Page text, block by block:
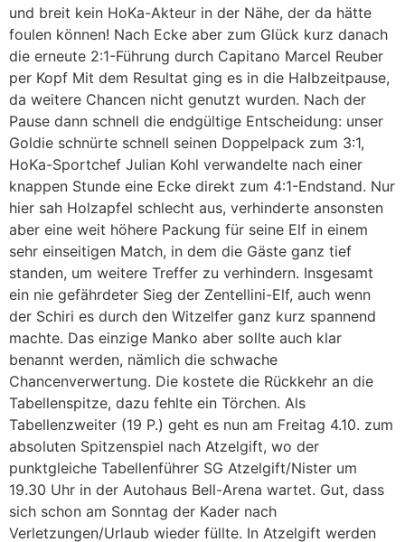
und breit kein HoKa-Akteur in der Nähe, der da hätte
foulen können! Nach Ecke aber zum Glück kurz danach
die erneute 2:1-Führung durch Capitano Marcel Reuber
per Kopf Mit dem Resultat ging es in die Halbzeitpause,
da weitere Chancen nicht genutzt wurden. Nach der
Pause dann schnell die endgültige Entscheidung: unser
Goldie schnürte schnell seinen Doppelpack zum 3:1,
HoKa-Sportchef Julian Kohl verwandelte nach einer
knappen Stunde eine Ecke direkt zum 4:1-Endstand. Nur
hier sah Holzapfel schlecht aus, verhinderte ansonsten
aber eine weit höhere Packung für seine Elf in einem
sehr einseitigen Match, in dem die Gäste ganz tief
standen, um weitere Treffer zu verhindern. Insgesamt
ein nie gefährdeter Sieg der Zentellini-Elf, auch wenn
der Schiri es durch den Witzelfer ganz kurz spannend
machte. Das einzige Manko aber sollte auch klar
benannt werden, nämlich die schwache
Chancenverwertung. Die kostete die Rückkehr an die
Tabellenspitze, dazu fehlte ein Törchen. Als
Tabellenzweiter (19 P.) geht es nun am Freitag 4.10. zum
absoluten Spitzenspiel nach Atzelgift, wo der
punktgleiche Tabellenführer SG Atzelgift/Nister um
19.30 Uhr in der Autohaus Bell-Arena wartet. Gut, dass
sich schon am Sonntag der Kader nach
Verletzungen/Urlaub wieder füllte. In Atzelgift werden